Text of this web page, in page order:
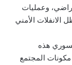
وعمليات
الأمني
هذه
المجتمع